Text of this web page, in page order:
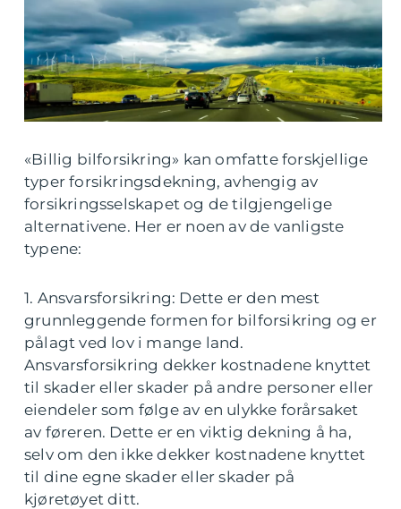
«Billig bilforsikring» kan omfatte forskjellige
typer forsikringsdekning, avhengig av
forsikringsselskapet og de tilgjengelige
alternativene. Her er noen av de vanligste
typene:
1. Ansvarsforsikring: Dette er den mest
grunnleggende formen for bilforsikring og er
pålagt ved lov i mange land.
Ansvarsforsikring dekker kostnadene knyttet
til skader eller skader på andre personer eller
eiendeler som følge av en ulykke forårsaket
av føreren. Dette er en viktig dekning å ha,
selv om den ikke dekker kostnadene knyttet
til dine egne skader eller skader på
kjøretøyet ditt.